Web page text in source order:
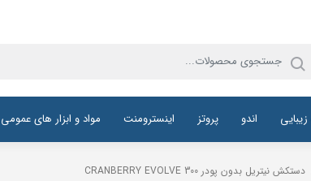
اندو پروتز اینسترومنت مواد و ابزار های عمومی
دستکش نیتریل بدون پودر CRANBERRY EVOLVE 300